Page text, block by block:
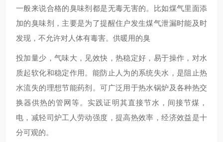
一般来说合格的臭味剂都是无毒无害的。比如煤气里面添
加的臭味剂，主要是为了提醒住户发生煤气泄漏时能及时
发现，不允许对人体有毒害。供暖用的臭
投加量少，气味大，见效快，热稳定好，易于操作，对水
质起软化和稳定作用。能防止人为的系统失水，是阻止热
水流失的理想节能药剂。可广泛用于热水锅炉及各种热交
换器供热的管网等。实践证明其直接节水，间接节煤，
电，减轻司炉工人劳动强度，提高热效率，经济效益是十
分可观的。